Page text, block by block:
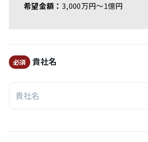
希望金額： 3,000万円〜1億円
必須 貴社名